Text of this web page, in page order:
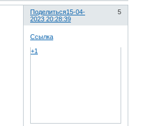
Поделиться 5
15-04-
2023 20:28:39
Ссылка
+1